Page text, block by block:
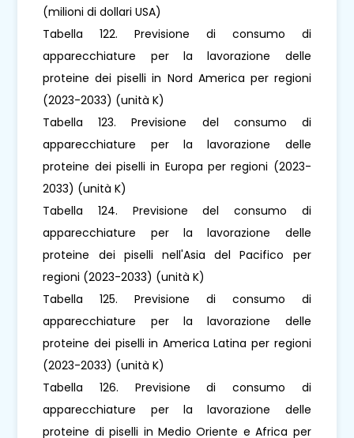
(milioni di dollari USA)
Tabella 122. Previsione di consumo di
apparecchiature per la lavorazione delle
proteine ​​dei piselli in Nord America per regioni
(2023-2033) (unità K)
Tabella 123. Previsione del consumo di
apparecchiature per la lavorazione delle
proteine ​​dei piselli in Europa per regioni (2023-
2033) (unità K)
Tabella 124. Previsione del consumo di
apparecchiature per la lavorazione delle
proteine ​​dei piselli nell'Asia del Pacifico per
regioni (2023-2033) (unità K)
Tabella 125. Previsione di consumo di
apparecchiature per la lavorazione delle
proteine ​​dei piselli in America Latina per regioni
(2023-2033) (unità K)
Tabella 126. Previsione di consumo di
apparecchiature per la lavorazione delle
proteine ​​di piselli in Medio Oriente e Africa per